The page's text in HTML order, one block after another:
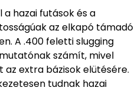
hazai futások és a
az elkapó támadó
A .400 feletti slugging
számít, mivel
extra bázisok elütésére.
tudnak hazai